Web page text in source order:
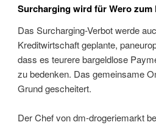
Surcharging wird für Wero zum
Das Surcharging-Verbot werde
Kreditwirtschaft geplante,
dass es teurere bargeldlose
zu bedenken. Das gemeinsame
Grund gescheitert.
Der Chef von dm-drogeriemarkt